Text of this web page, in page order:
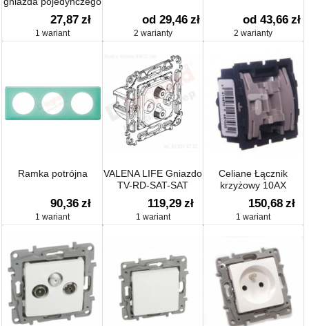
z klapką biała 067812
27,87 zł
1 wariant
od 29,46 zł
2 warianty
od 43,66 zł
2 warianty
Ramka potrójna
90,36 zł
1 wariant
VALENA LIFE Gniazdo
TV-RD-SAT-SAT
końcowe
119,29 zł
1 wariant
Celiane Łącznik
krzyżowy 10AX
067005
150,68 zł
1 wariant